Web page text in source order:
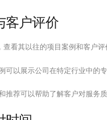
客户评价
看其以往的项目案例和客户
可以展示公司在特定行业中的
推荐可以帮助了解客户对服务